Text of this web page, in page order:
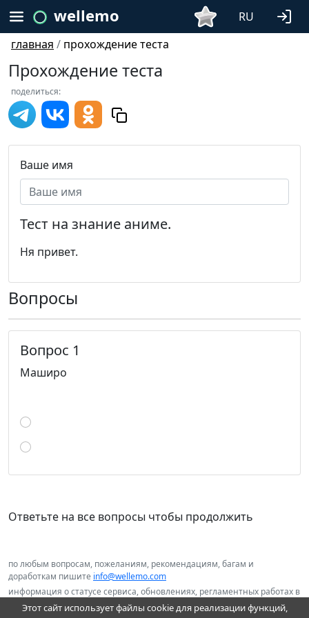
wellemo
RU
главная / прохождение теста
Прохождение теста
поделиться:
Ваше имя
Тест на знание аниме.
Ня привет.
Вопросы
Вопрос 1
Маширо
Ответьте на все вопросы чтобы продолжить
по любым вопросам, пожеланиям, рекомендациям, багам и
доработкам пишите info@wellemo.com
информация о статусе сервиса, обновлениях, регламентных работах в
нашем telegram канале@wellemo
Этот сайт использует файлы cookie для реализации функций,